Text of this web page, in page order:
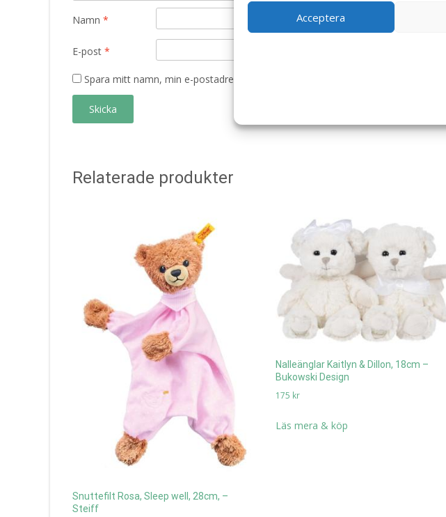
Acceptera
Namn *
E-post *
Spara mitt namn, min e-postadress och webbplats i denna webbläsare till nästa
Relaterade produkter
Snuttefilt Rosa, Sleep well, 28cm, –
Steiff
Nalleänglar Kaitlyn & Dillon, 18cm –
Bukowski Design
175 kr
Läs mera & köp